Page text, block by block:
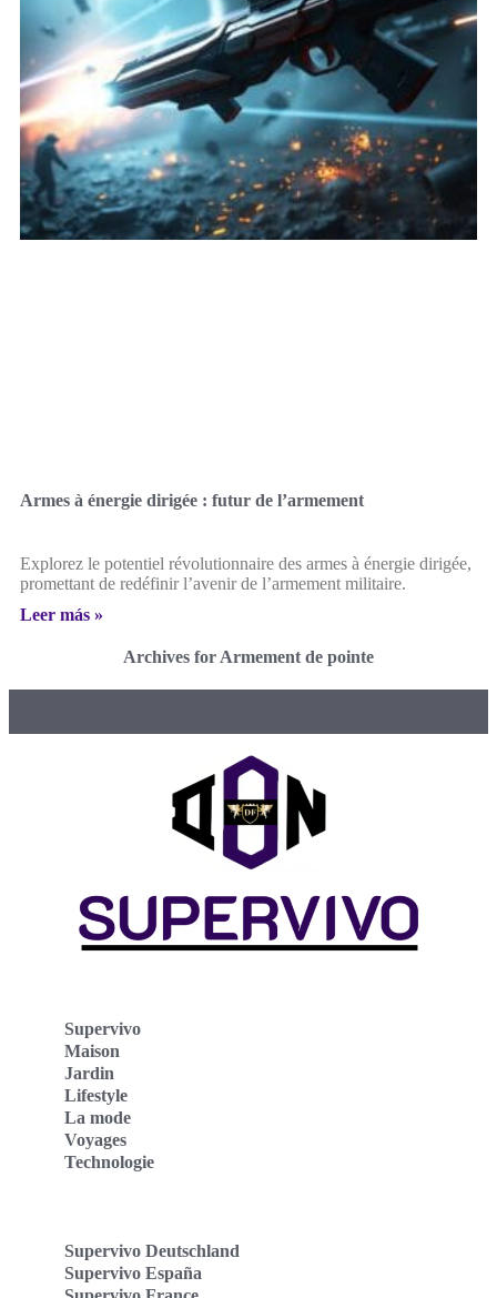
Armes à énergie dirigée : futur de l’armement
Explorez le potentiel révolutionnaire des armes à énergie dirigée,
promettant de redéfinir l’avenir de l’armement militaire.
Leer más »
Archives for Armement de pointe
Supervivo
Maison
Jardin
Lifestyle
La mode
Voyages
Technologie
Supervivo Deutschland
Supervivo España